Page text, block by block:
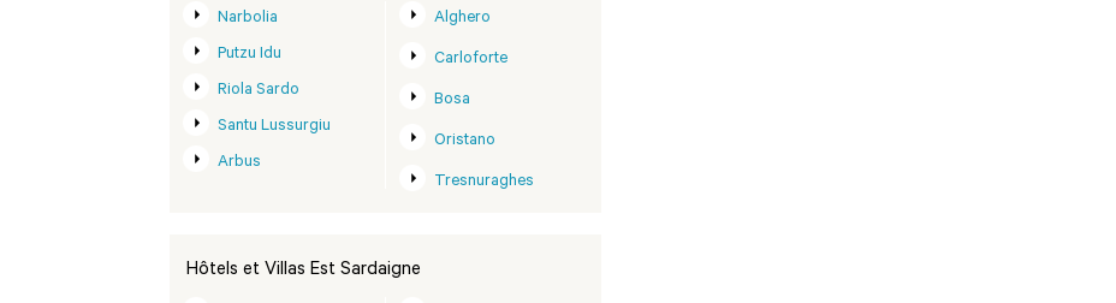
Narbolia
Putzu Idu
Riola Sardo
Santu Lussurgiu
Arbus
Alghero
Carloforte
Bosa
Oristano
Tresnuraghes
Hôtels et Villas Est Sardaigne